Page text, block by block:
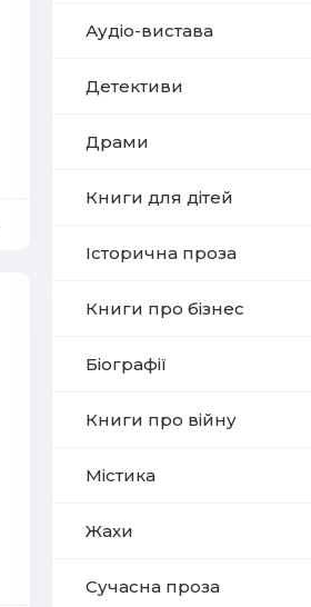
Аудіо-вистава
Детективи
Драми
Книги для дітей
Історична проза
Книги про бізнес
Біографії
Книги про війну
Містика
Жахи
Сучасна проза